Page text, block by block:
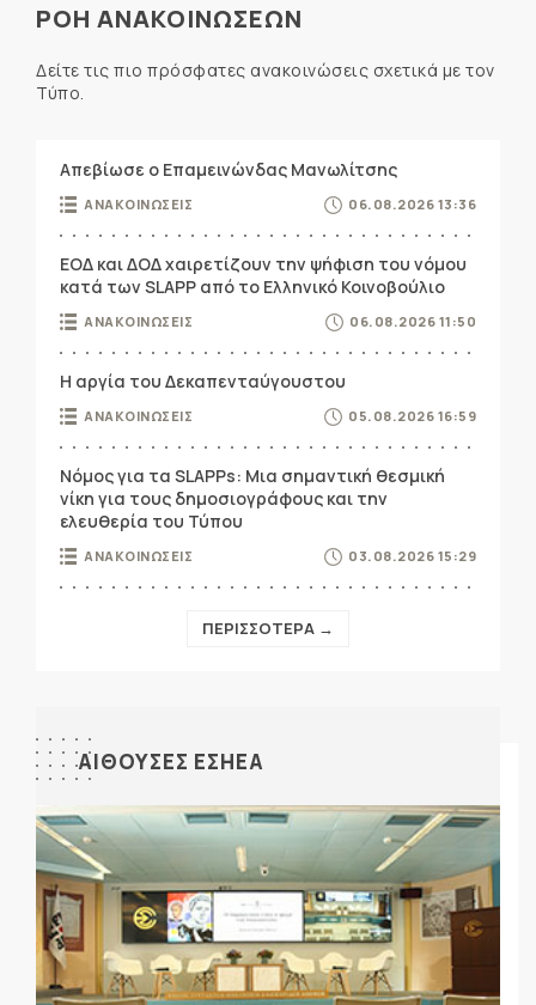
ΡΟΗ ΑΝΑΚΟΙΝΩΣΕΩΝ
Δείτε τις πιο πρόσφατες ανακοινώσεις σχετικά με τον
Τύπο.
Απεβίωσε ο Επαμεινώνδας Μανωλίτσης
ΑΝΑΚΟΙΝΩΣΕΙΣ 06.08.2026 13:36
ΕΟΔ και ΔΟΔ χαιρετίζουν την ψήφιση του νόμου
κατά των SLAPP από το Ελληνικό Κοινοβούλιο
ΑΝΑΚΟΙΝΩΣΕΙΣ 06.08.2026 11:50
Η αργία του Δεκαπενταύγουστου
ΑΝΑΚΟΙΝΩΣΕΙΣ 05.08.2026 16:59
Νόμος για τα SLAPPs: Μια σημαντική θεσμική
νίκη για τους δημοσιογράφους και την
ελευθερία του Τύπου
ΑΝΑΚΟΙΝΩΣΕΙΣ 03.08.2026 15:29
ΠΕΡΙΣΣΟΤΕΡΑ →
ΑΙΘΟΥΣΕΣ ΕΣΗΕΑ